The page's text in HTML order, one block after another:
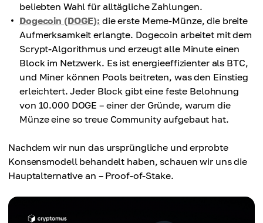
beliebten Wahl für alltägliche Zahlungen.
Dogecoin (DOGE): die erste Meme-Münze, die breite
Aufmerksamkeit erlangte. Dogecoin arbeitet mit dem
Scrypt-Algorithmus und erzeugt alle Minute einen
Block im Netzwerk. Es ist energieeffizienter als BTC,
und Miner können Pools beitreten, was den Einstieg
erleichtert. Jeder Block gibt eine feste Belohnung
von 10.000 DOGE – einer der Gründe, warum die
Münze eine so treue Community aufgebaut hat.
Nachdem wir nun das ursprüngliche und erprobte
Konsensmodell behandelt haben, schauen wir uns die
Hauptalternative an – Proof-of-Stake.